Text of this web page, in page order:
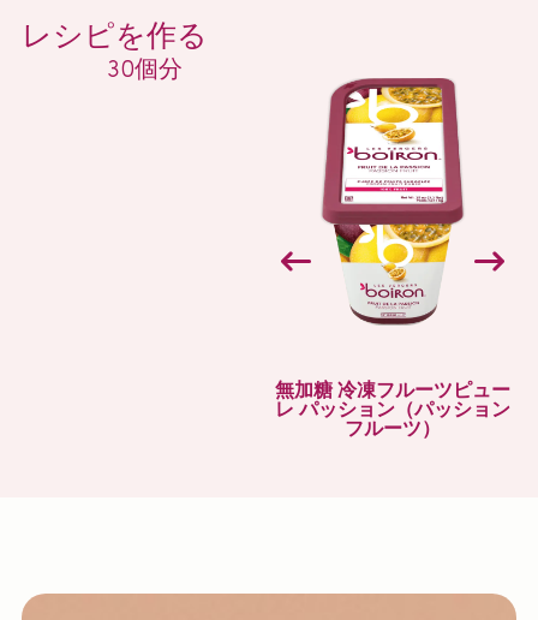
レシピを作る
30個分
無加糖 冷凍フルーツピュー
レ パッション（パッション
フルーツ）